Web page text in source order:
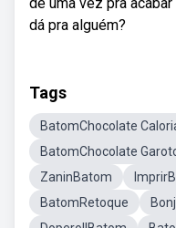
dá pra alguém?
Tags
BatomChocolate
BatomChocolate
ZaninBatom
BatomRetoque